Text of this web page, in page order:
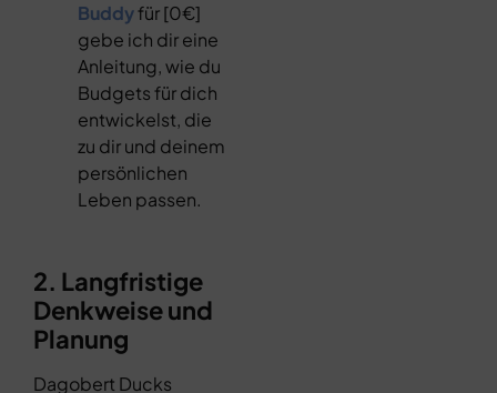
Buddyfür [0€]
gebe ich dir eine
Anleitung, wie du
Budgets für dich
entwickelst, die
zu dir und deinem
persönlichen
Leben passen.
2. Langfristige
Denkweise und
Planung
Dagobert Ducks